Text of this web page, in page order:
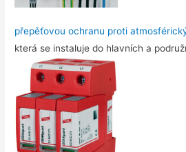
přepěťovou ochranu proti
která se instaluje do hlavních a